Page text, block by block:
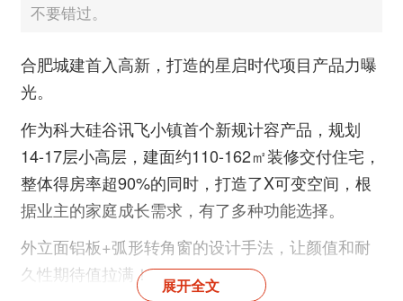
不要错过。
合肥城建首入高新，打造的星启时代项目产品力曝
光。
作为科大硅谷讯飞小镇首个新规计容产品，规划
14-17层小高层，建面约110-162㎡装修交付住宅，
整体得房率超90%的同时，打造了X可变空间，根
据业主的家庭成长需求，有了多种功能选择。
外立面铝板+弧形转角窗的设计手法，让颜值和耐
久性期待值拉满！
展开全文